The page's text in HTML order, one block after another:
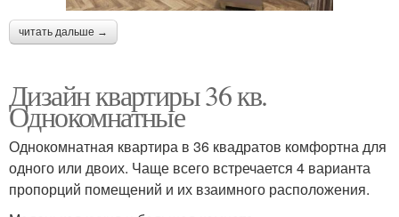
читать дальше →
Дизайн квартиры 36 кв.
Однокомнатные
Однокомнатная квартира в 36 квадратов комфортна для
одного или двоих. Чаще всего встречается 4 варианта
пропорций помещений и их взаимного расположения.